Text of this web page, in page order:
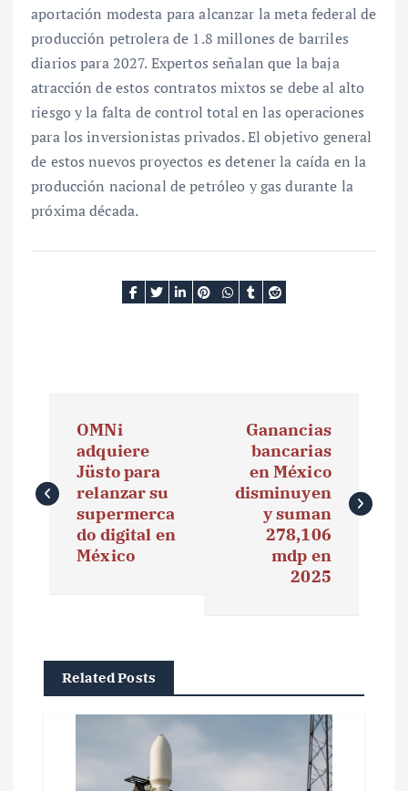
aportación modesta para alcanzar la meta federal de
producción petrolera de 1.8 millones de barriles
diarios para 2027. Expertos señalan que la baja
atracción de estos contratos mixtos se debe al alto
riesgo y la falta de control total en las operaciones
para los inversionistas privados. El objetivo general
de estos nuevos proyectos es detener la caída en la
producción nacional de petróleo y gas durante la
próxima década.
v
ó
OMNi
adquiere
Jüsto para
relanzar su
supermerca
do digital en
México
Ganancias
bancarias
en México
disminuyen
y suman
278,106
mdp en
2025
Related Posts